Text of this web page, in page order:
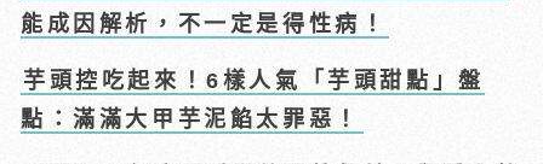
能成因解析，不一定是得性病！
芋頭控吃起來！6樣人氣「芋頭甜點」盤
點：滿滿大甲芋泥餡太罪惡！